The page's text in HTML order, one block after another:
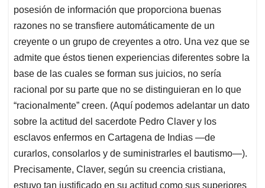
posesión de información que proporciona buenas
razones no se transfiere automáticamente de un
creyente o un grupo de creyentes a otro. Una vez que se
admite que éstos tienen experiencias diferentes sobre la
base de las cuales se forman sus juicios, no sería
racional por su parte que no se distinguieran en lo que
“racionalmente” creen. (Aquí podemos adelantar un dato
sobre la actitud del sacerdote Pedro Claver y los
esclavos enfermos en Cartagena de Indias —de
curarlos, consolarlos y de suministrarles el bautismo—).
Precisamente, Claver, según su creencia cristiana,
estuvo tan justificado en su actitud como sus superiores